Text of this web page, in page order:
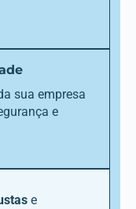
sua empresa
e
e